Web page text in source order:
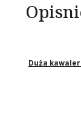
Opis
Duża